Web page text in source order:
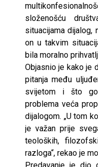
složenošću
situacijama dijalog,
on u takvim
bila moralno
Objasnio je kako je
pitanja među
svijetom i što
problema veća
dijalogom. „U tom
je važan prije
teoloških,
razloga“, rekao je